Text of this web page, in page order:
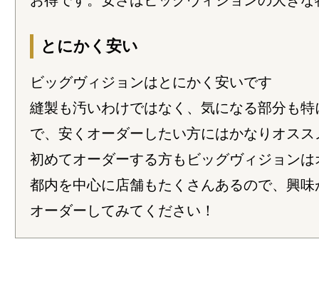
とにかく安い
ビッグヴィジョンはとにかく安いです
縫製も汚いわけではなく、気になる部分も
で、安くオーダーしたい方にはかなりオス
初めてオーダーする方もビッグヴィジョン
都内を中心に店舗もたくさんあるので、興
オーダーしてみてください！